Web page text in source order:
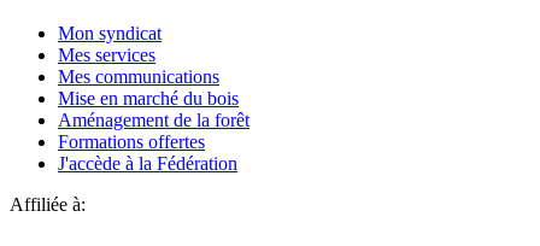
Mon syndicat
Mes services
Mes communications
Mise en marché du bois
Aménagement de la forêt
Formations offertes
J'accède à la Fédération
Affiliée à: